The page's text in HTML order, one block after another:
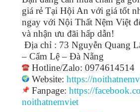
giá rẻ Tại Hội An với giá tốt
ngay với Nội Thất Nệm Việt
và nhận ưu đãi hấp dẫn!
Địa chỉ : 73 Nguyễn Quang
– Cẩm Lệ – Đà Nẵng
Hotline/Zalo: 0974614514
Website: https://
Fanpage: https://
noithatnemviet